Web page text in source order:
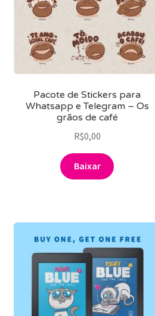
Pacote de Stickers para
Whatsapp e Telegram – Os
grãos de café
R$0,00
Baixar